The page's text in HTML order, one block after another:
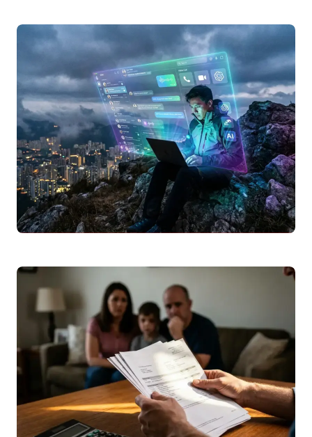
sua Prestação Mensal
Utilize o nosso simulador de crédito
habitação 2026 para calcular a sua
prestação mensal. Descubra como a
Euribor, ospread,…
Leggi articolo
completo passo a passo 2026
Descubra como usar oWhatsApp
computador em 2026. Aprenda a ler o
código QR, usarsemo celular,…
Leggi articolo